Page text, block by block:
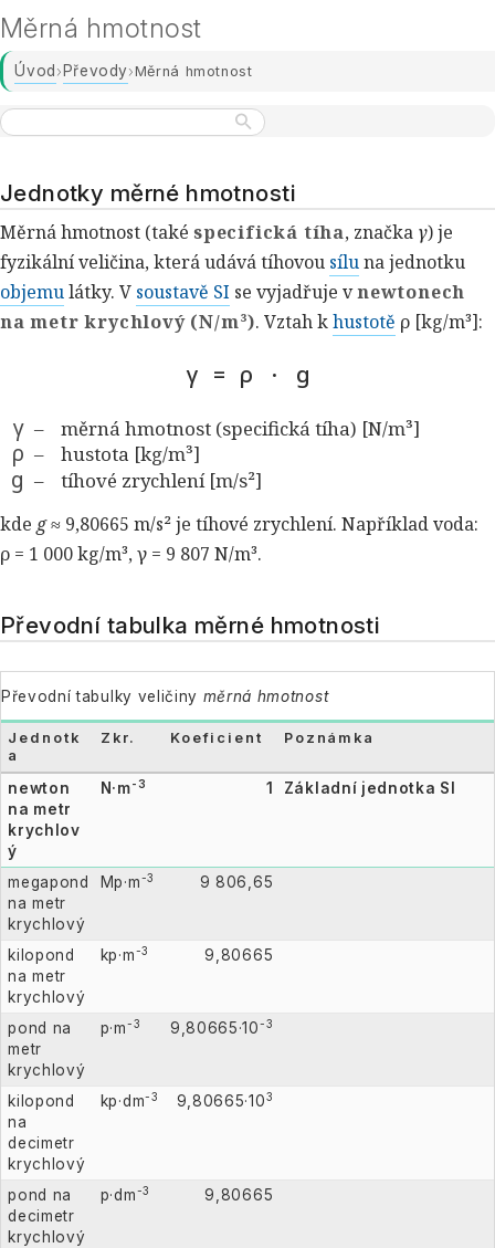
Měrná hmotnost
Úvod›Převody›Měrná hmotnost
Jednotky měrné hmotnosti
Měrná hmotnost (také specifická tíha, značka γ) je
fyzikální veličina, která udává tíhovou síluna jednotku
objemulátky. V soustavě SI se vyjadřuje vnewtonech
na metr krychlový (N/m³). Vztah khustotě ρ [kg/m³]:
γ = ρ · g
γ měrná hmotnost (specifická tíha) [N/m³]
ρ hustota [kg/m³]
g tíhové zrychlení [m/s²]
kde g≈ 9,80665 m/s² je tíhové zrychlení. Například voda:
ρ = 1 000 kg/m³, γ = 9 807 N/m³.
Převodní tabulka měrné hmotnosti
Převodní tabulky veličiny měrná hmotnost
Jednotk
a
Zkr. Koeficient Poznámka
newton
na metr
krychlov
ý
N·m-3 1 Základní jednotka SI
megapond
na metr
krychlový
Mp·m-3 9 806,65
kilopond
na metr
krychlový
kp·m-3 9,80665
pond na
metr
krychlový
p·m-3 9,80665·10-3
kilopond
na
decimetr
krychlový
kp·dm-3 9,80665·103
pond na
decimetr
krychlový
p·dm-3 9,80665